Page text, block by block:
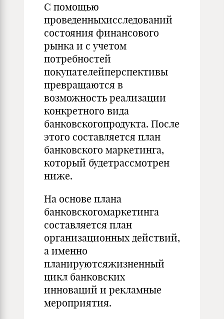
С помощью
проведенныхисследований
состояния финансового
рынка и с учетом
потребностей
покупателейперспективы
превращаются в
возможность реализации
конкретного вида
банковскогопродукта. После
этого составляется план
банковского маркетинга,
который будетрассмотрен
ниже.
На основе плана
банковскогомаркетинга
составляется план
организационных действий,
а именно
планируютсяжизненный
цикл банковских
инноваций и рекламные
мероприятия.